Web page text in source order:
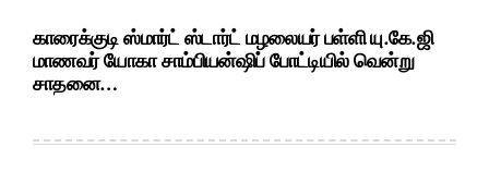
காரைக்குடி ஸ்மார்ட் ஸ்டார்ட் மழலையர் பள்ளி யு.கே.ஜி
மாணவர் யோகா சாம்பியன்ஷிப் போட்டியில் வென்று
சாதனை…